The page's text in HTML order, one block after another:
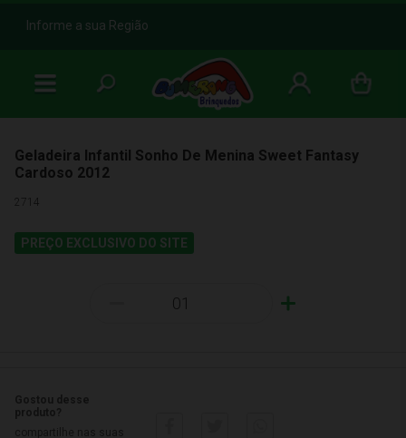
b
Informe a sua Região
Geladeira Infantil Sonho De Menina Sweet Fantasy
Cardoso 2012
2714
PREÇO EXCLUSIVO DO SITE
+